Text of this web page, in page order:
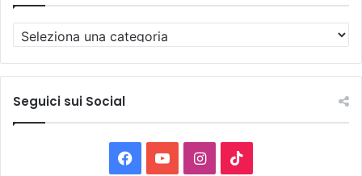
u
t
e
Seguici sui Social
I